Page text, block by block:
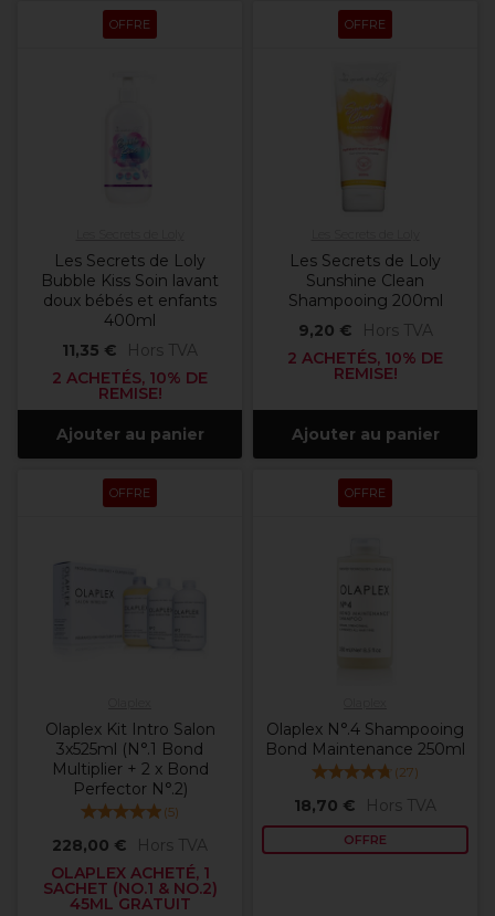
OFFRE
Les Secrets de Loly
Bubble Kiss Soin lavant
doux bébés et enfants
400ml
11,35 €
Hors TVA
2 ACHETÉS, 10% DE
REMISE!
Ajouter au panier
OFFRE
Les Secrets de Loly
Sunshine Clean
Shampooing 200ml
9,20 €
Hors TVA
2 ACHETÉS, 10% DE
REMISE!
Ajouter au panier
OFFRE
Olaplex Kit Intro Salon
3x525ml (N°.1 Bond
Multiplier + 2 x Bond
Perfector N°.2)
(5)
228,00 €
Hors TVA
OLAPLEX ACHETÉ, 1
SACHET (NO.1 & NO.2)
45ML GRATUIT
OFFRE
Olaplex N°.4 Shampooing
Bond Maintenance 250ml
(27)
18,70 € Hors TVA
OFFRE